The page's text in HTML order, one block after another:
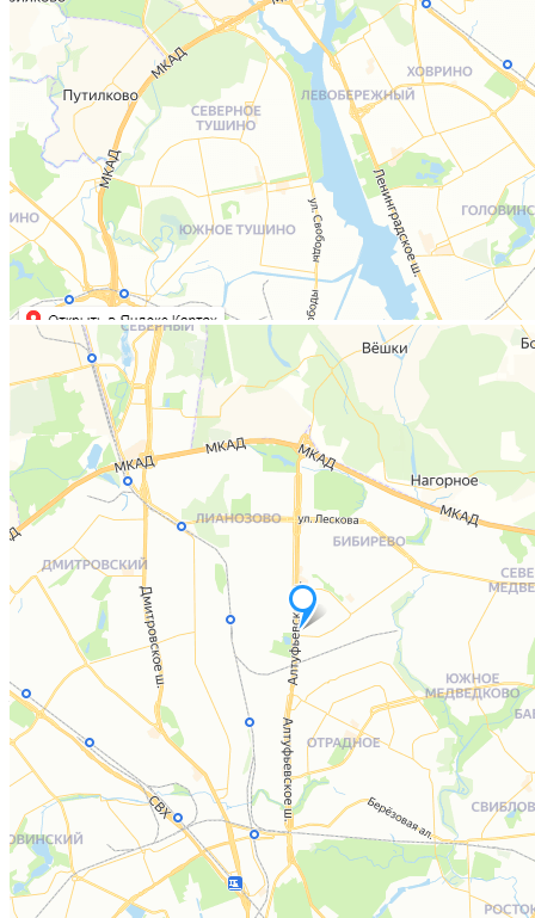
Узнать подробнее
– 20% на уход GeneO
Без боли, без игл, без реабилитации.
Результат виден сразу✨
15-25 августа!